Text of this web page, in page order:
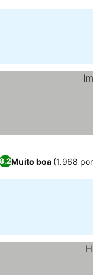
8,2Muito boa (1.968